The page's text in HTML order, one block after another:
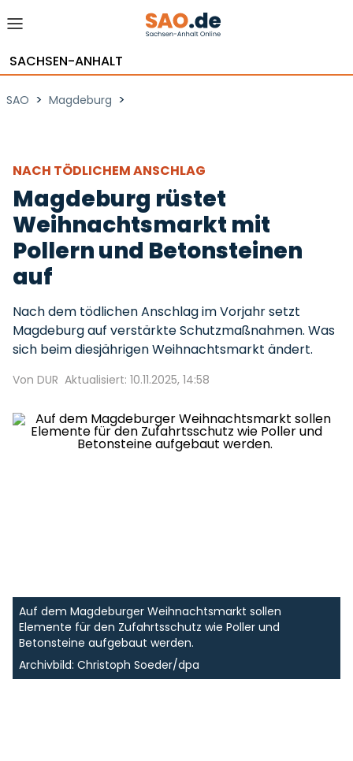
SACHSEN-ANHALT
SAO > Magdeburg >
NACH TÖDLICHEM ANSCHLAG
Magdeburg rüstet
Weihnachtsmarkt mit
Pollern und Betonsteinen
auf
Nach dem tödlichen Anschlag im Vorjahr setzt
Magdeburg auf verstärkte Schutzmaßnahmen. Was
sich beim diesjährigen Weihnachtsmarkt ändert.
Von DUR Aktualisiert: 10.11.2025, 14:58
Auf dem Magdeburger Weihnachtsmarkt sollen
Elemente für den Zufahrtsschutz wie Poller und
Betonsteine aufgebaut werden.
Archivbild: Christoph Soeder/dpa